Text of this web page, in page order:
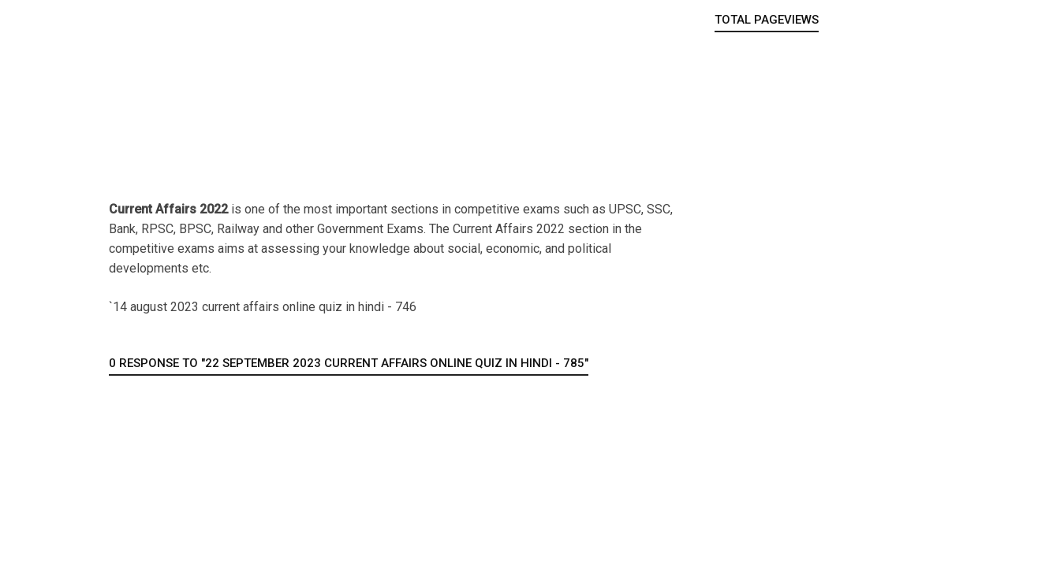
Current Affairs 2022is one of the most important sections in competitive exams such as UPSC, SSC,
Bank, RPSC, BPSC, Railway and other Government Exams. The Current Affairs 2022 section in the
competitive exams aims at assessing your knowledge about social, economic, and political
developments etc.
`14 august 2023 current affairs online quiz in hindi - 746
0 RESPONSE TO "22 SEPTEMBER 2023 CURRENT AFFAIRS ONLINE QUIZ IN HINDI - 785"
TOTAL PAGEVIEWS